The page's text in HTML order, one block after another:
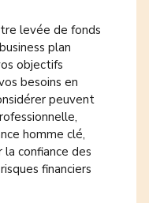
levée de fonds
plan
objectifs
besoins en
peuvent
,
homme clé,
confiance des
financiers